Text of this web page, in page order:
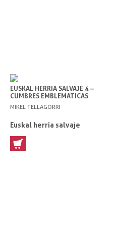
EUSKAL HERRIA SALVAJE 4 –
CUMBRES EMBLEMATICAS
MIKEL TELLAGORRI
Euskal herria salvaje